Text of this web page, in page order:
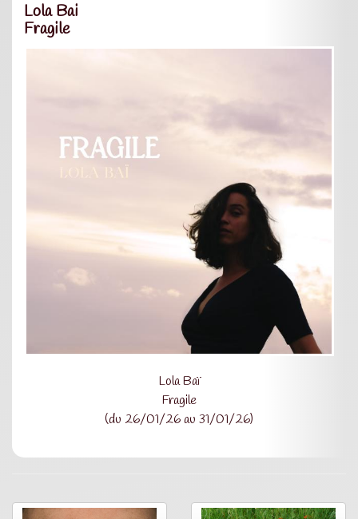
Lola Bai
Fragile
Lola Baï
Fragile
(du 26/01/26 au 31/01/26)